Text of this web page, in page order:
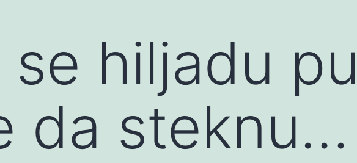
se hiljadu
da steknu…